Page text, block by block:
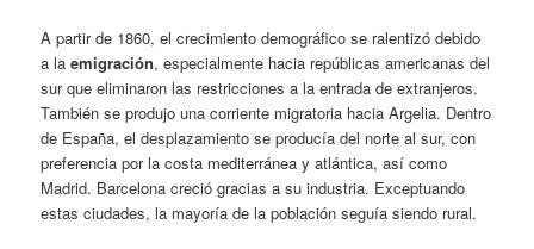
A partir de 1860, el crecimiento demográfico se ralentizó debido
a laemigración, especialmente hacia repúblicas americanas del
sur que eliminaron las restricciones a la entrada de extranjeros.
También se produjo una corriente migratoria hacia Argelia. Dentro
de España, el desplazamiento se producía del norte al sur, con
preferencia por la costa mediterránea y atlántica, así como
Madrid. Barcelona creció gracias a su industria. Exceptuando
estas ciudades, la mayoría de la población seguía siendo rural.